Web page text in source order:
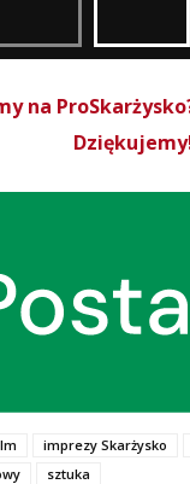
na
imprezy Skarżysko
sztuka